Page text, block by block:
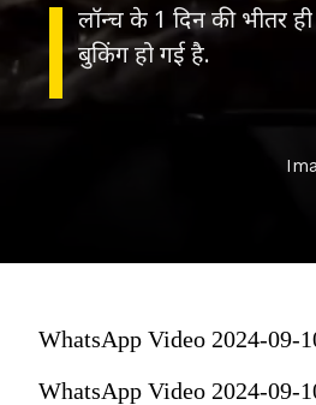
लॉन्च के 1 दिन की भीतर
बुकिंग हो गई है.
WhatsApp Video 2024-09-
WhatsApp Video 2024-09-